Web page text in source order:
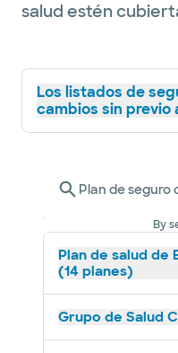
salud estén
Los listados de
cambios sin previo
Plan de seguro
By
Plan de salud
(14 planes)
Grupo de Salud